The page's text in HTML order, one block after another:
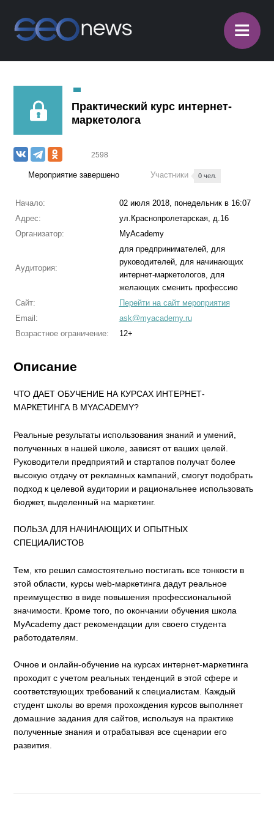
≡
Практический курс интернет-
маркетолога
2598
Мероприятие завершено Участники 0 чел.
Начало:
02 июля 2018, понедельник в 16:07
Адрес:
ул.Краснопролетарская, д.16
Организатор:
MyAcademy
Аудитория:
для предпринимателей, для
руководителей, для начинающих
интернет-маркетологов, для
желающих сменить профессию
Сайт:
Перейти на сайт мероприятия
Email:
ask@myacademy.ru
Возрастное ограничение:
12+
Описание
ЧТО ДАЕТ ОБУЧЕНИЕ НА КУРСАХ ИНТЕРНЕТ-
МАРКЕТИНГА В MYACADEMY?
Реальные результаты использования знаний и умений,
полученных в нашей школе, зависят от ваших целей.
Руководители предприятий и стартапов получат более
высокую отдачу от рекламных кампаний, смогут подобрать
подход к целевой аудитории и рациональнее использовать
бюджет, выделенный на маркетинг.
ПОЛЬЗА ДЛЯ НАЧИНАЮЩИХ И ОПЫТНЫХ
СПЕЦИАЛИСТОВ
Тем, кто решил самостоятельно постигать все тонкости в
этой области, курсы web-маркетинга дадут реальное
преимущество в виде повышения профессиональной
значимости. Кроме того, по окончании обучения школа
MyAcademy даст рекомендации для своего студента
работодателям.
Очное и онлайн-обучение на курсах интернет-маркетинга
проходит с учетом реальных тенденций в этой сфере и
соответствующих требований к специалистам. Каждый
студент школы во время прохождения курсов выполняет
домашние задания для сайтов, используя на практике
полученные знания и отрабатывая все сценарии его
развития.